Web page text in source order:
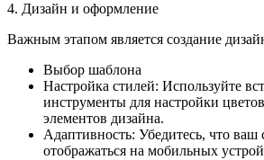
4. Дизайн и оформление
Важным этапом является создание
Выбор шаблона
Настройка стилей: Используйте
инструменты для настройки
элементов дизайна.
Адаптивность: Убедитесь, что ваш
отображаться на мобильных